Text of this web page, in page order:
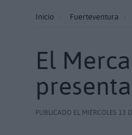
Inicio Fuerteventura
El
PUBLICADO EL MIÉRCOLES 13